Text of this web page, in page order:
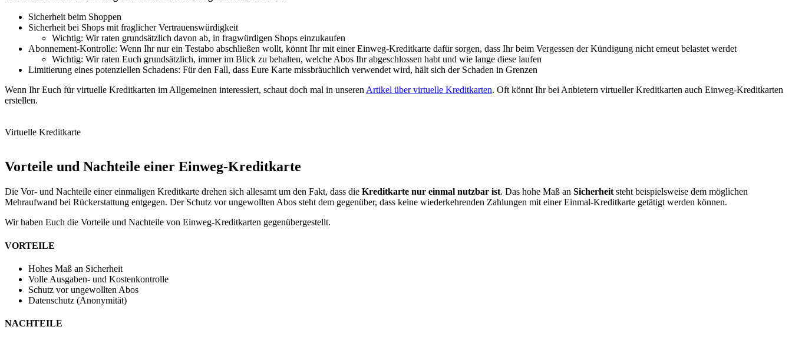
Sicherheit beim Shoppen
Sicherheit bei Shops mit fraglicher Vertrauenswürdigkeit
Wichtig: Wir raten grundsätzlich davon ab, in fragwürdigen Shops einzukaufen
Abonnement-Kontrolle: Wenn Ihr nur ein Testabo abschließen wollt, könnt Ihr mit einer Einweg-Kreditkarte dafür sorgen, dass Ihr beim Vergessen der Kündigung nicht erneut belastet werdet
Wichtig: Wir raten Euch grundsätzlich, immer im Blick zu behalten, welche Abos Ihr abgeschlossen habt und wie lange diese laufen
Limitierung eines potenziellen Schadens: Für den Fall, dass Eure Karte missbräuchlich verwendet wird, hält sich der Schaden in Grenzen
Wenn Ihr Euch für virtuelle Kreditkarten im Allgemeinen interessiert, schaut doch mal in unserenArtikel über virtuelle Kreditkarten. Oft könnt Ihr bei Anbietern virtueller Kreditkarten auch Einweg-Kreditkarten
erstellen.
Virtuelle Kreditkarte
Vorteile und Nachteile einer Einweg-Kreditkarte
Die Vor- und Nachteile einer einmaligen Kreditkarte drehen sich allesamt um den Fakt, dass die Kreditkarte nur einmal nutzbar ist. Das hohe Maß an Sicherheit steht beispielsweise dem möglichen
Mehraufwand bei Rückerstattung entgegen. Der Schutz vor ungewollten Abos steht dem gegenüber, dass keine wiederkehrenden Zahlungen mit einer Einmal-Kreditkarte getätigt werden können.
Wir haben Euch die Vorteile und Nachteile von Einweg-Kreditkarten gegenübergestellt.
VORTEILE
Hohes Maß an Sicherheit
Volle Ausgaben- und Kostenkontrolle
Schutz vor ungewollten Abos
Datenschutz (Anonymität)
NACHTEILE